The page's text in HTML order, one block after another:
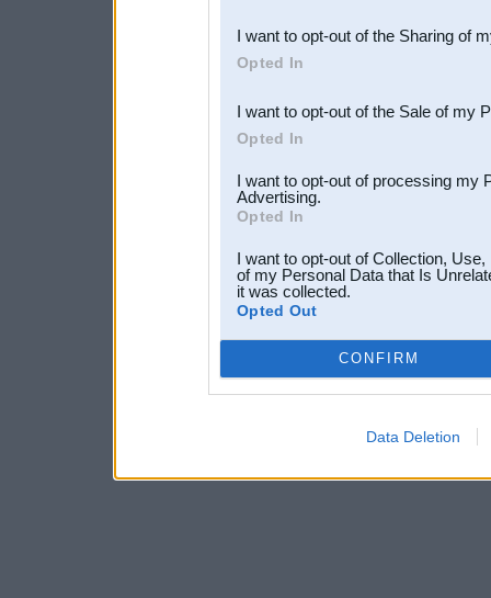
Downstream Participants
third parties.
I want to opt-out of the Sharing of
Opted In
I want to opt-out of the Sale of my
Opted In
I want to opt-out of processing my
Advertising.
Opted In
I want to opt-out of Collection,
of my Personal Data that Is
it was collected.
Opted Out
CONFIRM
Data Deletion